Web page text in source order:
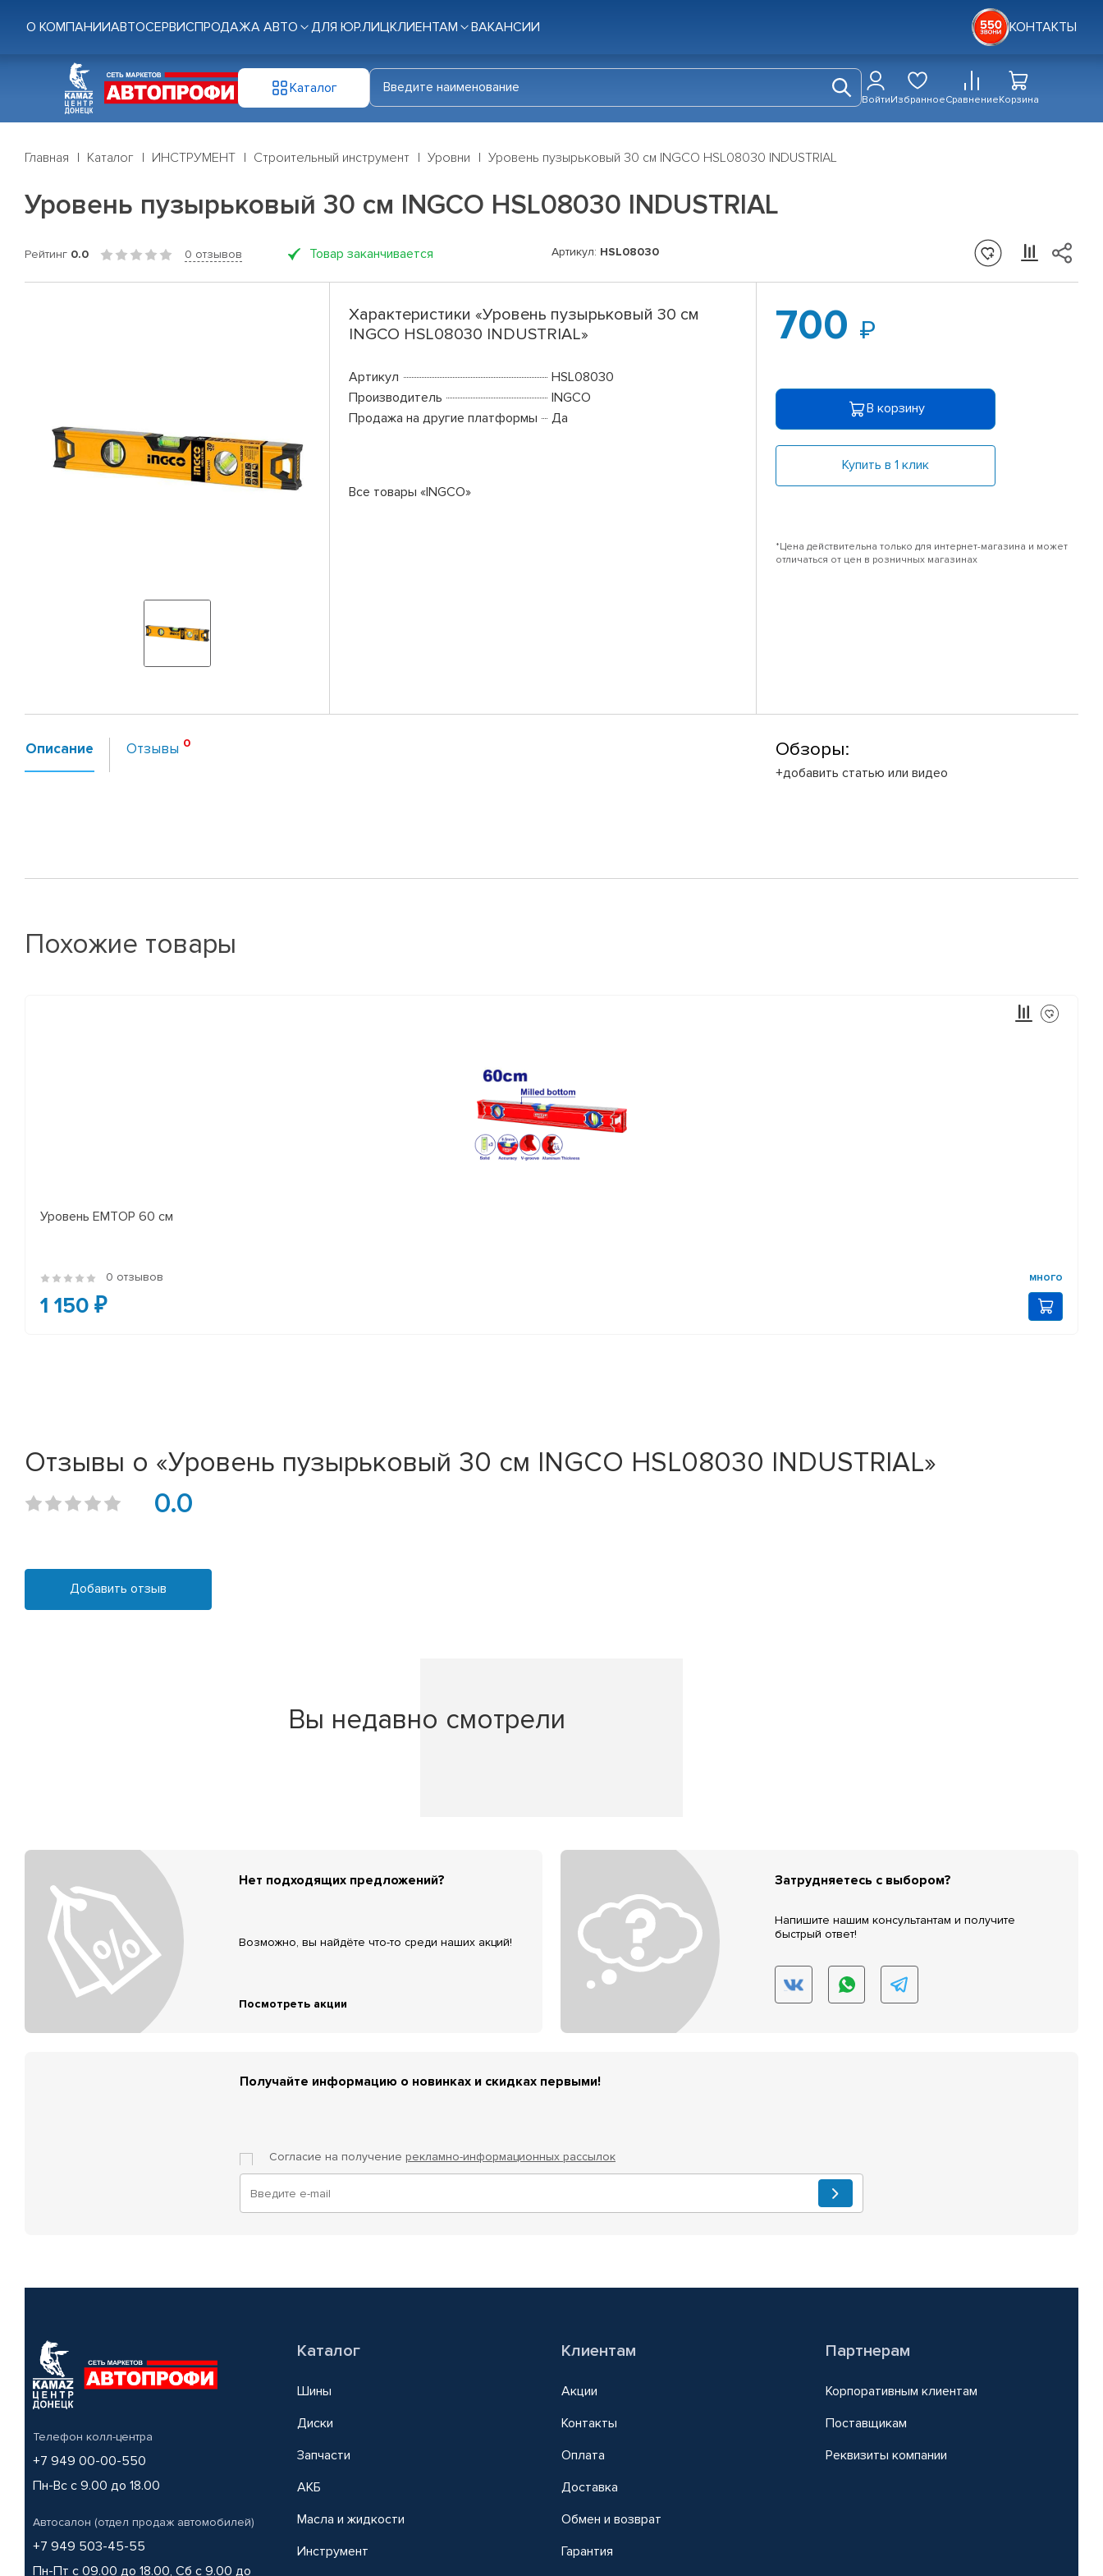
О КОМПАНИИАВТОСЕРВИСПРОДАЖА АВТО ДЛЯ ЮР.ЛИЦКЛИЕНТАМ ВАКАНСИИ КОНТАКТЫ
Каталог
ВойтиИзбранноеСравнениеКорзина
Главная Каталог ИНСТРУМЕНТ Строительный инструмент Уровни Уровень пузырьковый 30 см INGCO HSL08030 INDUSTRIAL
Уровень пузырьковый 30 см INGCO HSL08030 INDUSTRIAL
Рейтинг 0.0 0 отзывов Товар заканчивается Артикул: HSL08030
Характеристики «Уровень пузырьковый 30 см
INGCO HSL08030 INDUSTRIAL»
Артикул
HSL08030
Производитель
INGCO
Продажа на другие платформы
Да
Все товары «INGCO»
700
В корзину
Купить в 1 клик
*Цена действительна только для интернет-магазина и может
отличаться от цен в розничных магазинах
Описание Отзывы Обзоры:
+добавить статью или видео
Похожие товары
Уровень EMTOP 60 см
0 отзывов много
1 150 ₽
Отзывы о «Уровень пузырьковый 30 см INGCO HSL08030 INDUSTRIAL»
0.0
Добавить отзыв
Вы недавно смотрели
Нет подходящих предложений?
Возможно, вы найдёте что-то среди наших акций!
Посмотреть акции
Затрудняетесь с выбором?
Напишите нашим консультантам и получите
быстрый ответ!
Получайте информацию о новинках и скидках первыми!
Согласие на получение рекламно-информационных рассылок
Телефон колл-центра
+7 949 00-00-550
Пн-Вс с 9.00 до 18.00
Автосалон (отдел продаж автомобилей)
+7 949 503-45-55
Пн-Пт с 09.00 до 18.00, Сб с 9.00 до
Каталог
Шины
Диски
Запчасти
АКБ
Масла и жидкости
Инструмент
Клиентам
Акции
Контакты
Оплата
Доставка
Обмен и возврат
Гарантия
Партнерам
Корпоративным клиентам
Поставщикам
Реквизиты компании